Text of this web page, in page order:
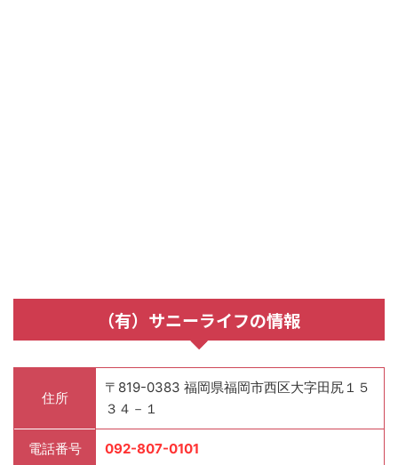
（有）サニーライフの情報
住所
〒819-0383 福岡県福岡市西区大字田尻１５
３４－１
電話番号 092-807-0101